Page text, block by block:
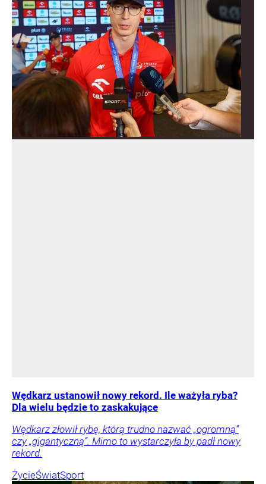
Wędkarz ustanowił nowy rekord. Ile ważyła ryba?
Dla wielu będzie to zaskakujące
Wędkarz złowił rybę, którą trudno nazwać „ogromną”
czy „gigantyczną”. Mimo to wystarczyła by padł nowy
rekord.
ŻycieŚwiatSport